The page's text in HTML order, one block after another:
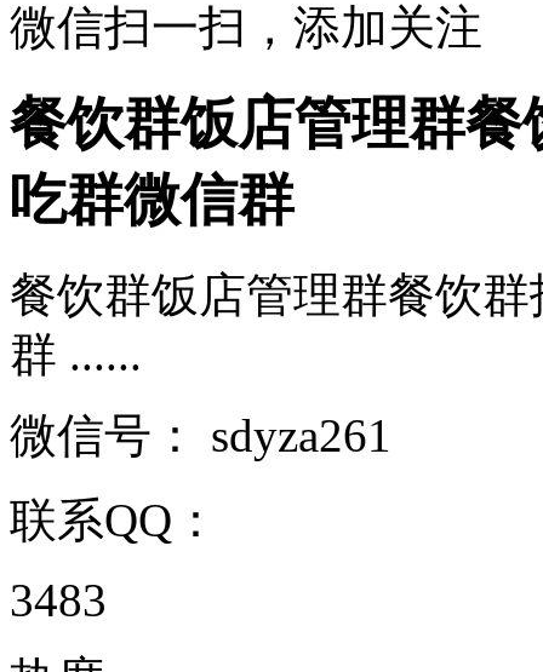
微信扫一扫，添加关注
餐饮群饭店管理群
吃群微信群
餐饮群饭店管理群餐饮
群 ......
微信号： sdyza261
联系QQ：
3483